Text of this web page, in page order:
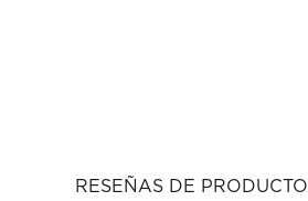
RESEÑAS DE PRODUCTO